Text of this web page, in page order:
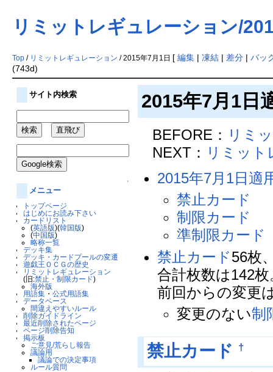
リミットレギュレーション/
Top/ リミットレギュレーション / 2015年7月1日 [ 編集| 凍結| 差分| バッ
(743d)
サイト内検索
↑
メニュー
トップページ
はじめにお読み下さい
カードリスト
(英語版)(韓国版)
(中国版)
略称一覧
デッキ集
デッキ・カードプールの変遷
遊戯王ＯＣＧの歴史
リミットレギュレーション
(旧:禁止・制限カード)
海外版
用語集 ・公式用語集
データベース
間違えやすいルール
削除ガイドライン
最近削除されたページ
ページ削除告知
掲示板
ご意見/荒らし報告
議論用
議論での決定事項
ルール質問
2015年7月1日
BEFORE： リミ
NEXT： リミット
2015年7月1日適
禁止カード
制限カード
準制限カード
禁止カード56枚
合計枚数は142枚
前回からの変更
変更のない制
禁止カード †